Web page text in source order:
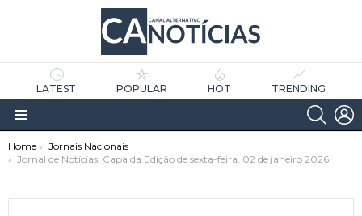
LATEST POPULAR HOT TRENDING
Menu
You are here:
Home
Jornais Nacionais
Jornal de Notícias: Capa da Edição de sexta-feira, 02 de janeiro 2026